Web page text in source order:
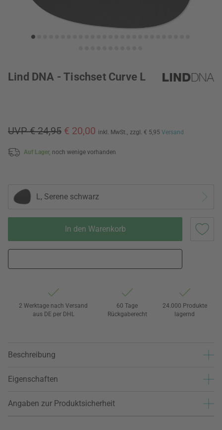
Lind DNA - Tischset Curve L
UVP € 24,95 € 20,00 inkl. MwSt., zzgl. € 5,95 Versand
Auf Lager, noch wenige vorhanden
L, Serene schwarz
In den Warenkorb
2 Werktage nach Versand
aus DE per DHL
60 Tage
Rückgaberecht
24.000 Produkte
lagernd
Beschreibung
Eigenschaften
Angaben zur Produktsicherheit